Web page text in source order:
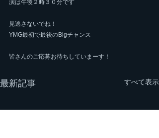
演は午後２時３０分です
見逃さないでね！
YMG最初で最後のBigチャンス
皆さんのご応募お待ちしていまーす！
最新記事 すべて表示